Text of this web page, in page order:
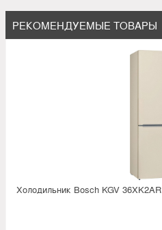
РЕКОМЕНДУЕМЫЕ ТОВАРЫ
Холодильник Bosсh KGV 36XK2AR